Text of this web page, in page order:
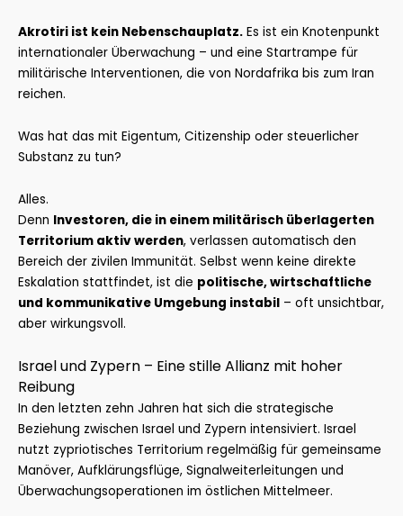
Akrotiri ist kein Nebenschauplatz. Es ist ein Knotenpunkt
internationaler Überwachung – und eine Startrampe für
militärische Interventionen, die von Nordafrika bis zum Iran
reichen.
Was hat das mit Eigentum, Citizenship oder steuerlicher
Substanz zu tun?
Alles.
Denn Investoren, die in einem militärisch überlagerten
Territorium aktiv werden, verlassen automatisch den
Bereich der zivilen Immunität. Selbst wenn keine direkte
Eskalation stattfindet, ist die politische, wirtschaftliche
und kommunikative Umgebung instabil – oft unsichtbar,
aber wirkungsvoll.
Israel und Zypern – Eine stille Allianz mit hoher
Reibung
In den letzten zehn Jahren hat sich die strategische
Beziehung zwischen Israel und Zypern intensiviert. Israel
nutzt zypriotisches Territorium regelmäßig für gemeinsame
Manöver, Aufklärungsflüge, Signalweiterleitungen und
Überwachungsoperationen im östlichen Mittelmeer.